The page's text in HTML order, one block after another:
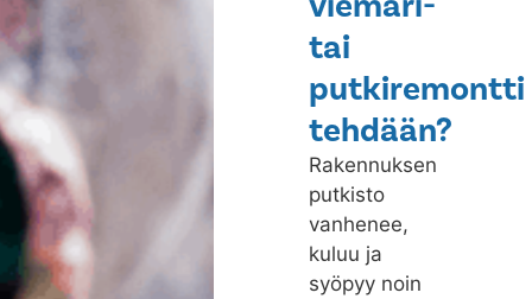
tai
putkiremontti
tehdään?
Rakennuksen
putkisto
vanhenee,
kuluu ja
syöpyy noin